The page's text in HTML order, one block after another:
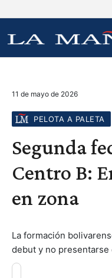
11 de mayo de 2026
PELOTA A PALETA
Segunda
Centro B:
en zona
La formación
debut y no